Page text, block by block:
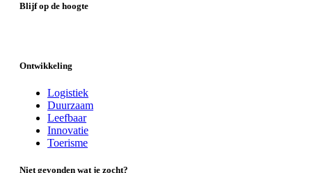
Blijf op de hoogte
Ontwikkeling
Logistiek
Duurzaam
Leefbaar
Innovatie
Toerisme
Niet gevonden wat je zocht?